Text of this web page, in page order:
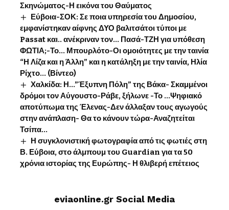
Σκηνώματος-Η εικόνα του Θαύματος
Εύβοια-ΣΟΚ: Σε ποια υπηρεσία του Δημοσίου,
εμφανίστηκαν αίφνης ΔΥΟ βαλιτσάτοι τύποι με
Passat και.. ανέκριναν τον… Πασά-ΤΖΗ για υπόθεση
ΦΩΤΙΑ;-Το… Μπουρλότο-Οι ομοιότητες με την ταινία
“Η Λίζα και η Άλλη” και η κατάληξη με την ταινία, Ηλία
Ρίχτο… (Βίντεο)
Χαλκίδα: Η…”Έξυπνη Πόλη” της Βάκα- Σκαμμένοι
δρόμοι τον Αύγουστο-Ράβε, ξήλωνε -Το …Ψηφιακό
αποτύπωμα της Έλενας-Δεν άλλαξαν τους αγωγούς
στην ανάπλαση- Θα το κάνουν τώρα-Αναζητείται
Τσίπα…
Η συγκλονιστική φωτογραφία από τις φωτιές στη
Β. Εύβοια, στο άλμπουμ του Guardian για τα 50
χρόνια ιστορίας της Ευρώπης- Η θλιβερή επέτειος
eviaonline.gr Social Media